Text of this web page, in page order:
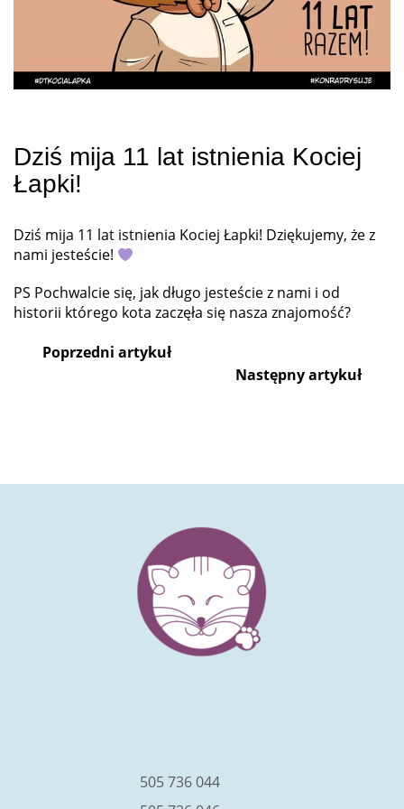
Dziś mija 11 lat istnienia Kociej
Łapki!
Dziś mija 11 lat istnienia Kociej Łapki! Dziękujemy, że z
nami jesteście!
PS Pochwalcie się, jak długo jesteście z nami i od
historii którego kota zaczęła się nasza znajomość?
Poprzedni artykuł
Następny artykuł
505 736 044